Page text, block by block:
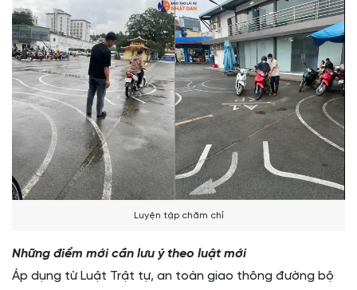
Luyện tập chăm chỉ
Những điểm mới cần lưu ý theo luật mới
Áp dụng từ Luật Trật tự, an toàn giao thông đường bộ